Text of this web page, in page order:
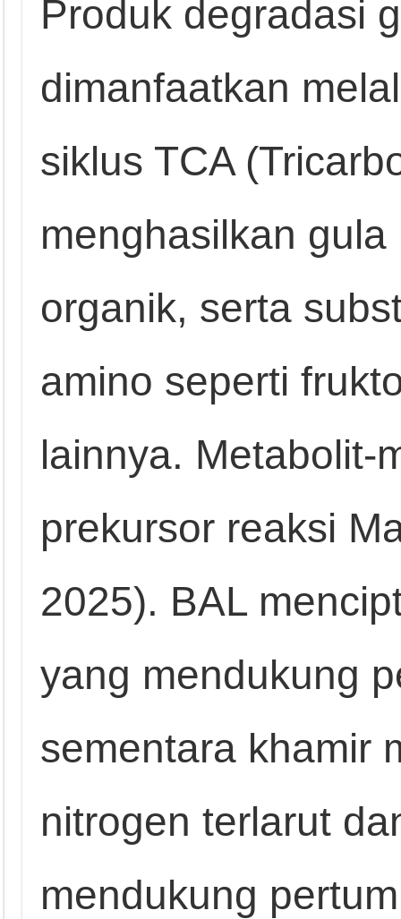
Produk degradasi
dimanfaatkan
siklus TCA
menghasilkan
organik, serta
amino seperti
lainnya. Metabolit-
prekursor reaksi
2025). BAL
yang mendukung
sementara khamir
nitrogen terlarut
mendukung